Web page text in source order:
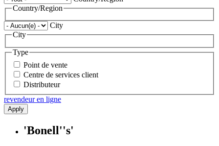
Country/Region
City
City
Type
Point de vente
Centre de services client
Distributeur
revendeur en ligne
Apply
'Bonell''s'